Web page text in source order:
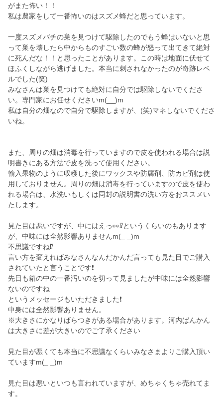
がまた怖い！！
私は農家をして一番怖いのはスズメ蜂だと思っています。
一度スズメバチの巣を見つけて駆除したのでもう蜂はいないと思
って巣を壊したら中からものすごい数の蜂が怒って出てきて絶対
に死んだな！！と思ったことがあります。この時は地面に伏せて
ほふくしながら逃げました。本当に刺されなかったのが奇跡レベ
ルでした(笑)
みなさんは巣を見つけても絶対に自分では駆除しないでくださ
い。専門家にお任せくださいm(__)m
私は自分の畑なので自分で駆除しますが、(笑)マネしないでくださ
いね。
また、周りの畑は消毒を行っていますので皮を使われる場合は説
明書きにある方法で皮を洗って使用ください。
輸入果物のように収穫した後にワックスや防腐剤、防カビ剤は使
用しておりません。周りの畑は消毒を行っていますので皮を使わ
れる場合は、水洗いもしくは同封の説明書の洗い方をおススメい
たします。
見た目は悪いですが、中にはえっ👀⁉️というくらいのもあります
が、中味には全然影響ありませんm(_ _)m
不思議ですね⁉️
言い方を変えればみなさんなんだかんだ言っても見た目でご購入
されていたと言うことです❗
先日も箱の中の一番汚いのを切って見ましたが中味には全然影響
ないのですね
というメッセージもいただきました❗
中身には全然影響ありません。
※大きさにかなりばらつきがある場合があります。河内ばんかん
は大きさに差が大きいのでご了承ください
見た目が悪くても本当に不思議なくらいみなさまよりご購入頂い
ていますm(_ _)m
見た目は悪いといつも言われていますが、めちゃくちゃ売れてま
す。